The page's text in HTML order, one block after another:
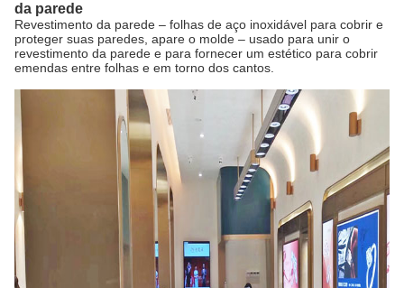
da parede
Revestimento da parede – folhas de aço inoxidável para cobrir e
proteger suas paredes, apare o molde – usado para unir o
revestimento da parede e para fornecer um estético para cobrir
emendas entre folhas e em torno dos cantos.